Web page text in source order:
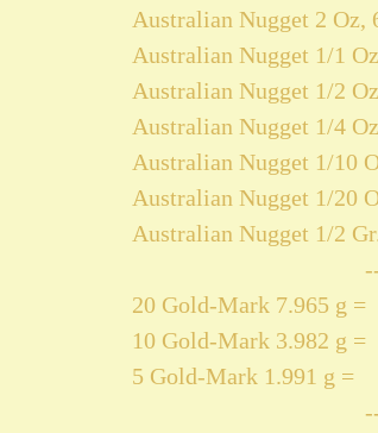
Australian Nugget 2 Oz,
Australian Nugget 1/1
Australian Nugget 1/2
Australian Nugget 1/4
Australian Nugget 1/10
Australian Nugget 1/20
Australian Nugget 1/2
20 Gold-Mark 7.965 g =
10 Gold-Mark 3.982 g =
5 Gold-Mark 1.991 g =